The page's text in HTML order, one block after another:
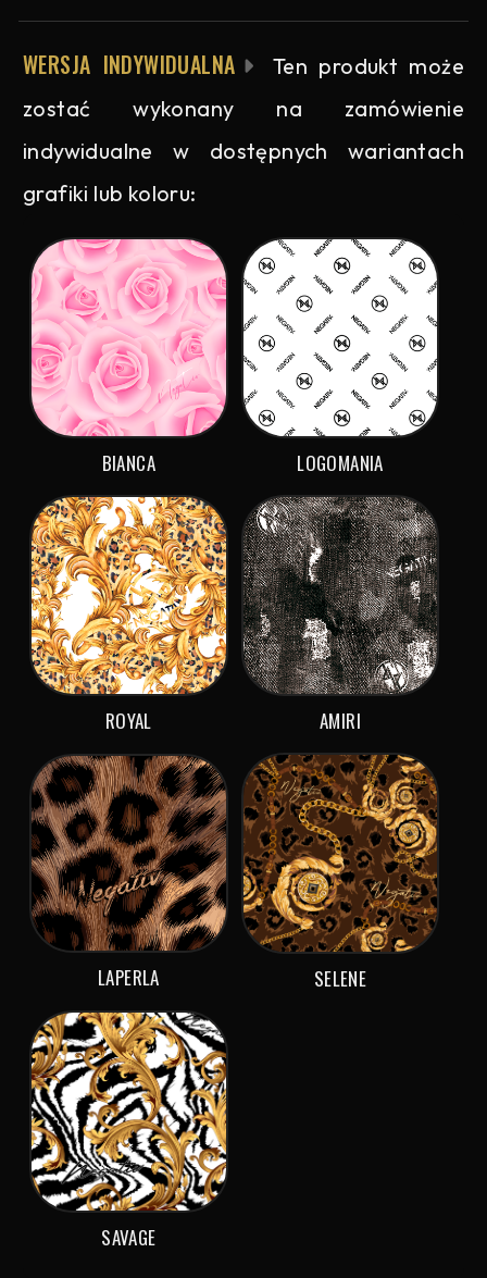
WERSJA INDYWIDUALNA
Ten produkt może
zostać wykonany na zamówienie
indywidualne w dostępnych wariantach
grafiki lub koloru:
BIANCA LOGOMANIA
ROYAL AMIRI
LAPERLA SELENE
SAVAGE